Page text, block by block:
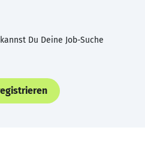
Du Deine Job-Suche